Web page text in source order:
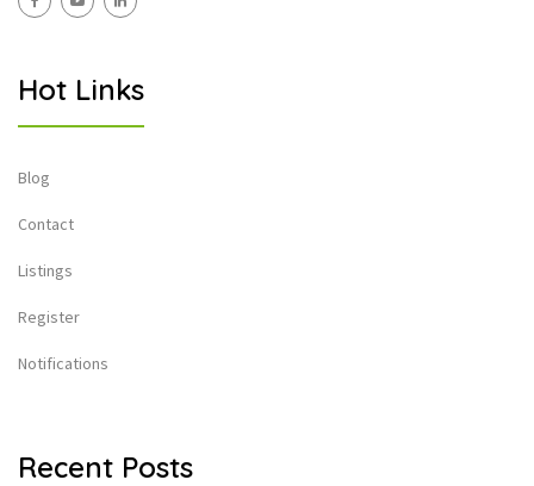
Hot Links
Blog
Contact
Listings
Register
Notifications
Recent Posts